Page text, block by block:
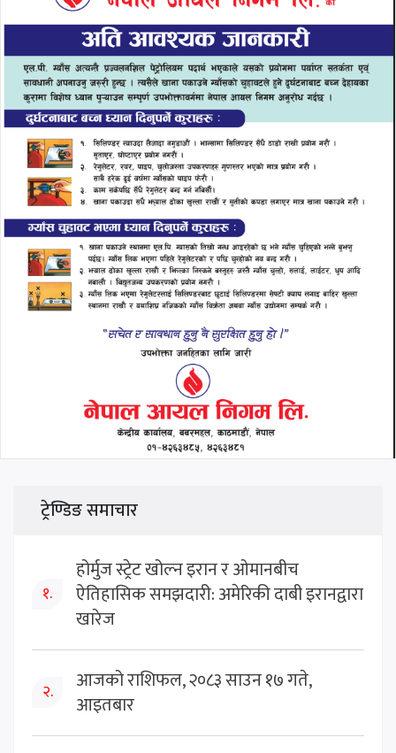
ट्रेण्डिङ समाचार
१.
होर्मुज स्ट्रेट खोल्न इरान र ओमानबीच
ऐतिहासिक समझदारी: अमेरिकी दाबी इरानद्वारा
खारेज
२.
आजको राशिफल, २०८३ साउन १७ गते,
आइतबार